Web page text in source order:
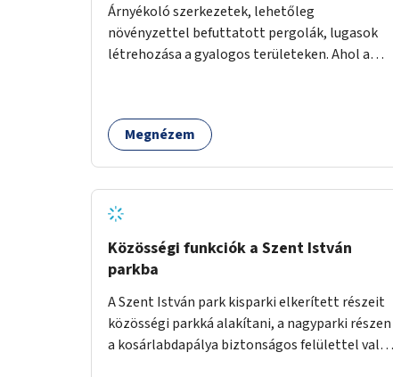
Árnyékoló szerkezetek, lehetőleg
növényzettel befuttatott pergolák, lugasok
létrehozása a gyalogos területeken. Ahol a
legvégső megoldásként napvitorlák
felszerelése.
Megnézem
Közösségi funkciók a Szent István
parkba
A Szent István park kisparki elkerített részeit
közösségi parkká alakítani, a nagyparki részen
a kosárlabdapálya biztonságos felülettel való